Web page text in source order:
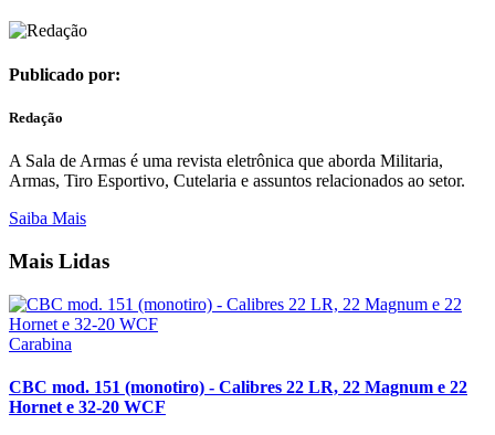
Publicado por:
Redação
A Sala de Armas é uma revista eletrônica que aborda Militaria,
Armas, Tiro Esportivo, Cutelaria e assuntos relacionados ao setor.
Saiba Mais
Mais Lidas
Carabina
CBC mod. 151 (monotiro) - Calibres 22 LR, 22 Magnum e 22
Hornet e 32-20 WCF